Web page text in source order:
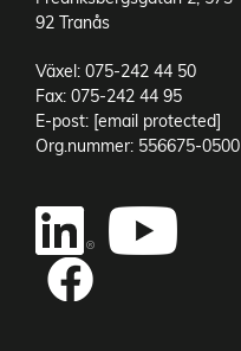
92 Tranås
Växel: 075-242 44 50
Fax: 075-242 44 95
E-post: [email protected]
Org.nummer: 556675-0500